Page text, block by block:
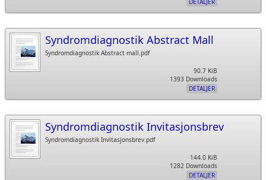
DETALJER
Syndromdiagnostik Abstract Mall
Syndromdiagnostik Abstract mall.pdf
90.7 KiB
1393 Downloads
DETALJER
Syndromdiagnostik Invitasjonsbrev
Syndromdiagnostik Invitasjonsbrev.pdf
144.0 KiB
1282 Downloads
DETALJER